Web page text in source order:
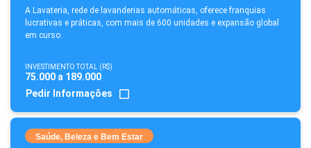
A Lavateria, rede de lavanderias automáticas, oferece franquias
lucrativas e práticas, com mais de 600 unidades e expansão global
em curso.
INVESTIMENTO TOTAL (R$)
75.000 a 189.000
Pedir Informações
Saúde, Beleza e Bem Estar